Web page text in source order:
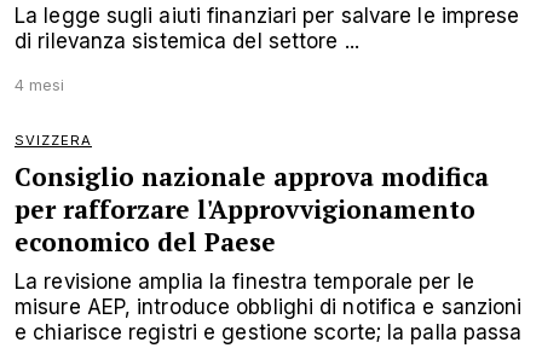
La legge sugli aiuti finanziari per salvare le imprese
di rilevanza sistemica del settore ...
4 mesi
SVIZZERA
Consiglio nazionale approva modifica
per rafforzare l'Approvvigionamento
economico del Paese
La revisione amplia la finestra temporale per le
misure AEP, introduce obblighi di notifica e sanzioni
e chiarisce registri e gestione scorte; la palla passa